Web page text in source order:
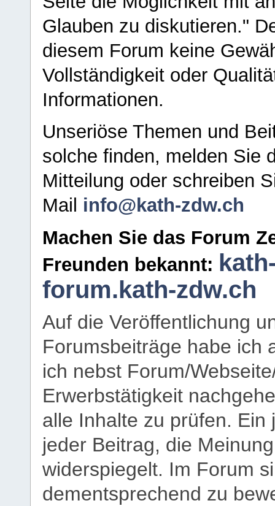
Glauben zu diskutieren."
diesem Forum keine
Vollständigkeit oder
Informationen.
Unseriöse Themen und
solche finden, melden Sie
Mitteilung oder schreiben
Mail info@kath-zdw.ch
Machen Sie das Forum
Freunden bekannt:
forum.kath-zdw.ch
Auf die Veröffentlichung
Forumsbeiträge habe ich
ich nebst Forum/
Erwerbstätigkeit
alle Inhalte zu prüfen.
jeder Beitrag, die
widerspiegelt. Im Forum
dementsprechend zu